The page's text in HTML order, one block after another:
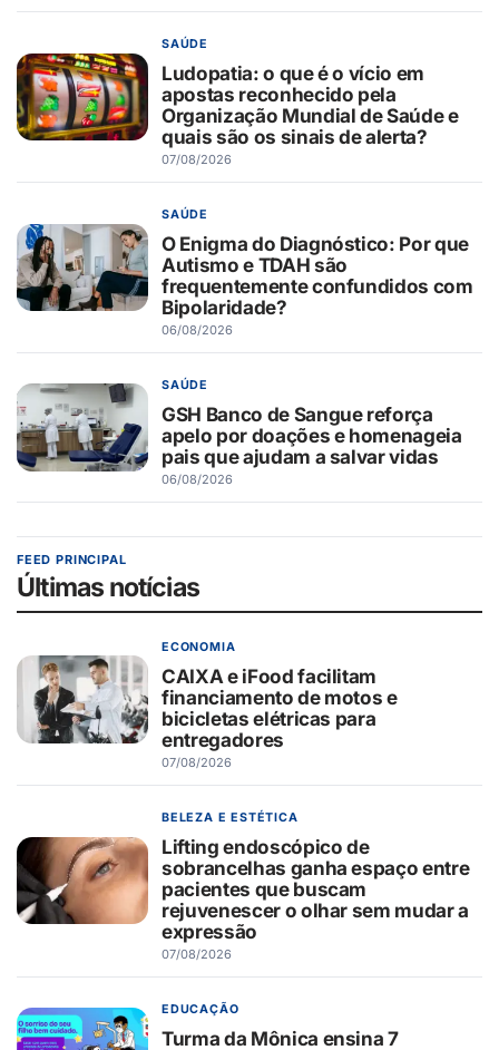
SAÚDE
Ludopatia: o que é o vício em
apostas reconhecido pela
Organização Mundial de Saúde e
quais são os sinais de alerta?
07/08/2026
SAÚDE
O Enigma do Diagnóstico: Por que
Autismo e TDAH são
frequentemente confundidos com
Bipolaridade?
06/08/2026
SAÚDE
GSH Banco de Sangue reforça
apelo por doações e homenageia
pais que ajudam a salvar vidas
06/08/2026
FEED PRINCIPAL
Últimas notícias
ECONOMIA
CAIXA e iFood facilitam
financiamento de motos e
bicicletas elétricas para
entregadores
07/08/2026
BELEZA E ESTÉTICA
Lifting endoscópico de
sobrancelhas ganha espaço entre
pacientes que buscam
rejuvenescer o olhar sem mudar a
expressão
07/08/2026
EDUCAÇÃO
Turma da Mônica ensina 7